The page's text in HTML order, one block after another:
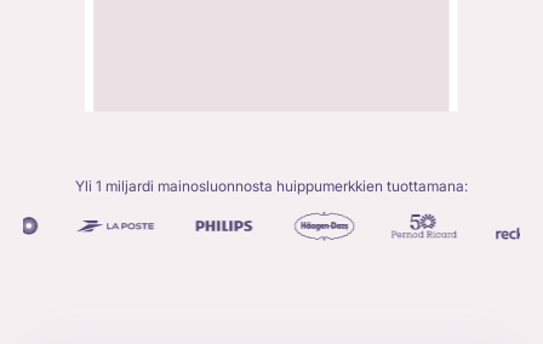
Yli 1 miljardi mainosluonnosta huippumerkkien tuottamana: